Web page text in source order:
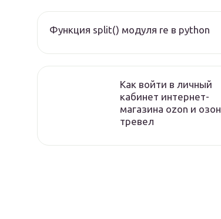
Функция split() модуля re в python
Как войти в личный
кабинет интернет-
магазина ozon и озон
тревел